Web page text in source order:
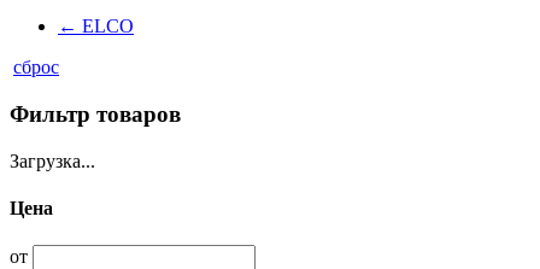
← ELCO
сброс
Фильтр товаров
Загрузка...
Цена
от